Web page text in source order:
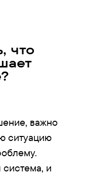
что
важно
ситуацию
и